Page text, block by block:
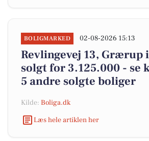
BOLIGMARKED 02-08-2026 15:13
Revlingevej 13, Grærup
solgt for 3.125.000 - se
5 andre solgte boliger
Kilde: Boliga.dk
Læs hele artiklen her